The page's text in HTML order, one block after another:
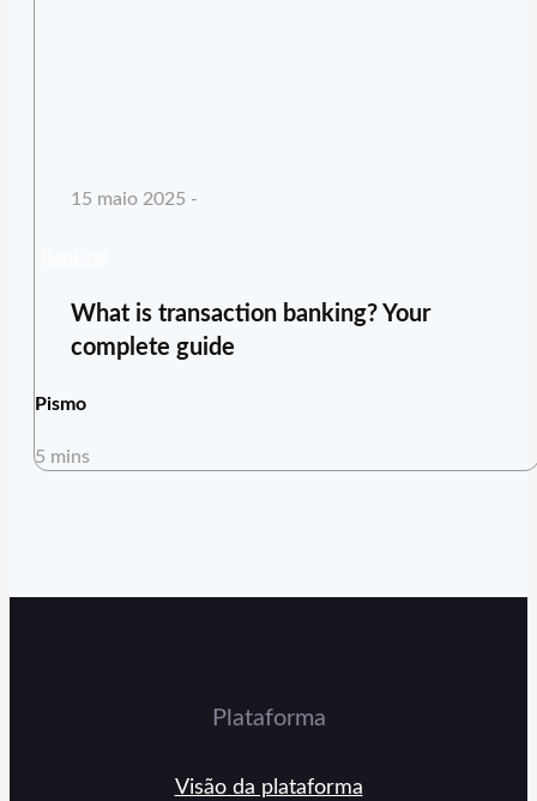
15 maio 2025 -
What is transaction banking? Your
complete guide
Pismo
5 mins
Plataforma
Visão da plataforma